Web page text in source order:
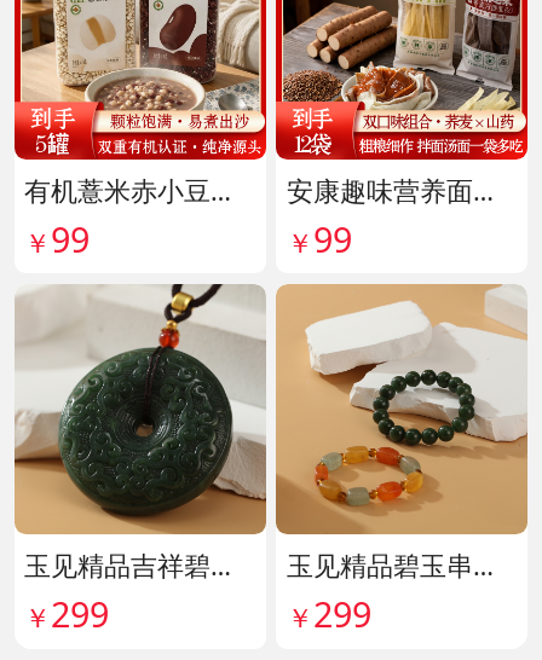
有机薏米赤小豆爆杀组 货号142099
￥ 99
安康趣味营养面皮超值组 货号142087
￥ 99
玉见精品吉祥碧玉吊牌 货号142114
￥ 299
玉见精品碧玉串珠手串 货号142115
￥ 299